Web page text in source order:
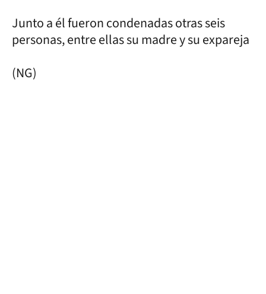
Junto a él fueron condenadas otras seis
personas, entre ellas su madre y su expareja
(NG)